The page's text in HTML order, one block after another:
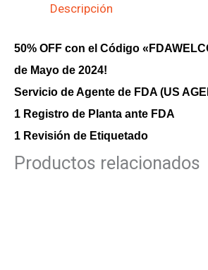
Descripción
50% OFF con el Código
de Mayo de 2024!
Servicio de Agente de FDA (US
1 Registro de Planta ante FDA
1 Revisión de Etiquetado
Productos relacionados